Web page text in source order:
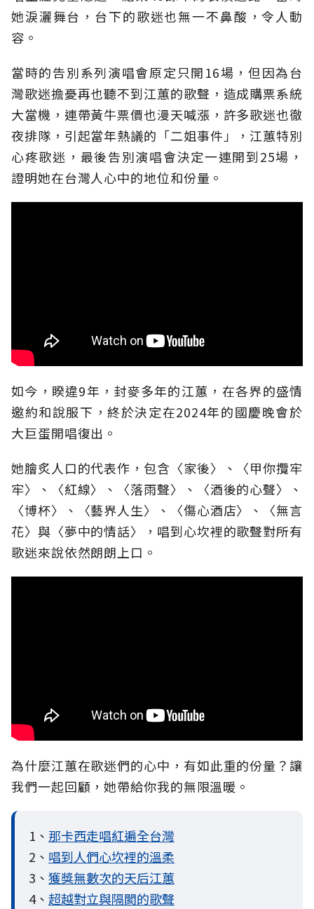
她淚灑舞台，台下的歌迷也無一不鼻酸，令人動
容。
當時的告別系列演唱會原定只開16場，但因為台
灣歌迷擔憂再也聽不到江蕙的歌聲，造成購票系統
大當機，連帶黃牛票價也漫天喊漲，許多歌迷也徹
夜排隊，引起當年熱議的「二姐事件」，江蕙特別
心疼歌迷，最後告別演唱會決定一連開到25場，
證明她在台灣人心中的地位和份量。
如今，睽違9年，封麥多年的江蕙，在各界的盛情
邀約和說服下，終於決定在2024年的國慶晚會於
大巨蛋開唱復出。
她膾炙人口的代表作，包含〈家後〉、〈甲你攬牢
牢〉、〈紅線〉、〈落雨聲〉、〈酒後的心聲〉、
〈博杯〉、〈藝界人生〉、〈傷心酒店〉、〈無言
花〉與〈夢中的情話〉，唱到心坎裡的歌聲對所有
歌迷來說依然朗朗上口。
為什麼江蕙在歌迷們的心中，有如此重的份量？讓
我們一起回顧，她帶給你我的無限溫暖。
1、 那卡西走唱紅遍全台灣
2、 唱到人們心坎裡的溫柔
3、 獲獎無數次的天后江蕙
4、 超越對立與隔閡的歌聲